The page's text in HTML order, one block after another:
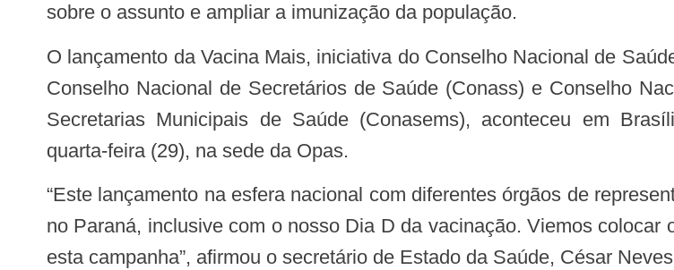
sobre o assunto e ampliar a imunização da população.
O lançamento da Vacina Mais, iniciativa do Conselho Nacional de Saúde (CNS),
Conselho Nacional de Secretários de Saúde (Conass) e Conselho
Secretarias Municipais de Saúde (Conasems), aconteceu em
quarta-feira (29), na sede da Opas.
“Este lançamento na esfera nacional com diferentes órgãos de representatividade da Saúde reflete uma ação forte que já iniciou
no Paraná, inclusive com o nosso Dia D da vacinação. Viemos
esta campanha”, afirmou o secretário de Estado da Saúde, César